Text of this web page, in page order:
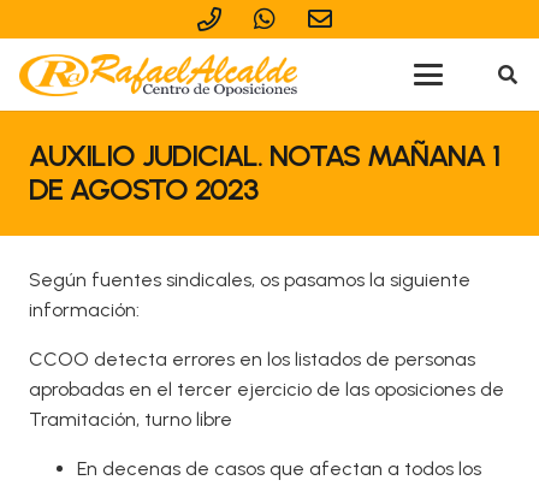
AUXILIO JUDICIAL. NOTAS MAÑANA 1
DE AGOSTO 2023
Según fuentes sindicales, os pasamos la siguiente
información:
CCOO detecta errores en los listados de personas
aprobadas en el tercer ejercicio de las oposiciones de
Tramitación, turno libre
En decenas de casos que afectan a todos los